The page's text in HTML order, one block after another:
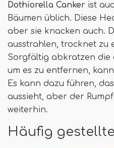
Dothiorella Canker ist
Bäumen üblich. Diese
aber sie knacken auch.
ausstrahlen, trocknet zu
Sorgfältig abkratzen die
um es zu entfernen,
Es kann dazu führen,
aussieht, aber der
weiterhin.
Häufig